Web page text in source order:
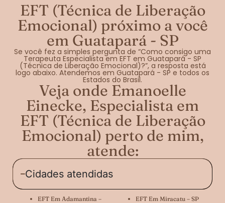
EFT (Técnica de Liberação
Emocional) próximo a você
em Guatapará - SP
Se você fez a simples pergunta de “Como consigo uma
Terapeuta Especialista em EFT em Guatapará - SP
(Técnica de Liberação Emocional)?”, a resposta está
logo abaixo. Atendemos em Guatapará - SP e todos os
Estados do Brasil.
Veja onde Emanoelle
Einecke, Especialista em
EFT (Técnica de Liberação
Emocional) perto de mim,
atende:
Cidades atendidas
EFT Em Adamantina –
EFT Em Miracatu – SP